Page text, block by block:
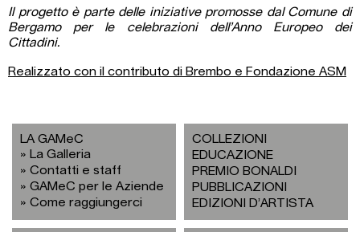
Il progetto è parte delle iniziative promosse dal Comune di
Bergamo per le celebrazioni dell’Anno Europeo dei
Cittadini.
Realizzato con il contributo di Brembo e Fondazione ASM
LA GAMeC
La Galleria
Contatti e staff
GAMeC per le Aziende
Come raggiungerci
COLLEZIONI
EDUCAZIONE
PREMIO BONALDI
PUBBLICAZIONI
EDIZIONI D’ARTISTA